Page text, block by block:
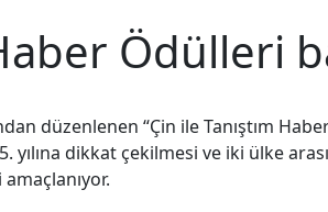
Ödülleri
düzenlenen “Çin ile Tanıştım
yılına dikkat çekilmesi ve iki ülke